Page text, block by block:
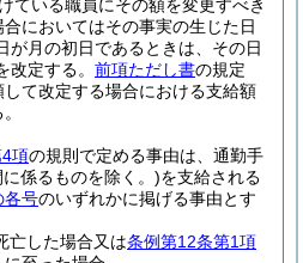
ている職員にその額を変更すべき
においてはその事実の生じた日
が月の初日であるときは、その日
改定する。 前項ただし書の規定
て改定する場合における支給額
項の規則で定める事由は、通勤手
係るものを除く。)を支給される
各号のいずれかに掲げる事由とす
亡した場合又は条例第12条第1項